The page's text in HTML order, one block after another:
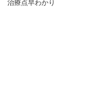
治療点早わかり